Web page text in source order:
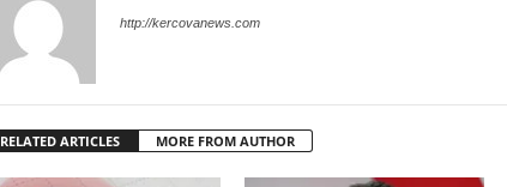
http://kercovanews.com
RELATED ARTICLES MORE FROM AUTHOR